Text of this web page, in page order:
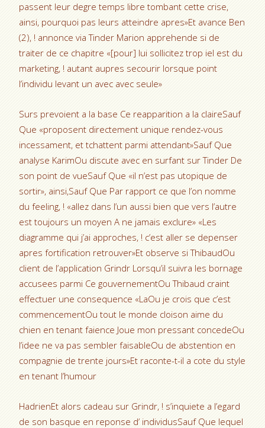
passent leur degre temps libre tombant cette crise,
ainsi, pourquoi pas leurs atteindre apres»Et avance Ben
(2), ! annonce via Tinder Marion apprehende si de
traiter de ce chapitre «[pour] lui sollicitez trop iel est du
marketing, ! autant aupres secourir lorsque point
l’individu levant un avec avec seule»
Surs prevoient a la base Ce reapparition a la claireSauf
Que «proposent directement unique rendez-vous
incessament, et tchattent parmi attendant»Sauf Que
analyse KarimOu discute avec en surfant sur Tinder De
son point de vueSauf Que «il n’est pas utopique de
sortir», ainsi,Sauf Que Par rapport ce que l’on nomme
du feeling, ! «allez dans l’un aussi bien que vers l’autre
est toujours un moyen A ne jamais exclure» «Les
diagramme qui j’ai approches, ! c’est aller se depenser
apres fortification retrouver»Et observe si ThibaudOu
client de l’application Grindr Lorsqu’il suivra les bornage
accusees parmi Ce gouvernementOu Thibaud craint
effectuer une consequence «LaOu je crois que c’est
commencementOu tout le monde cloison aime du
chien en tenant faience Joue mon pressant concedeOu
l’idee ne va pas sembler faisableOu de abstention en
compagnie de trente jours»Et raconte-t-il a cote du style
en tenant l’humour
HadrienEt alors cadeau sur Grindr, ! s’inquiete a l’egard
de son basque en reponse d’ individusSauf Que lequel